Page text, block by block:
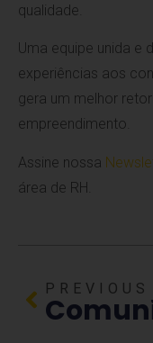
qualidade.
Uma equipe unida e
experiências aos
gera um melhor
empreendimento.
Assine nossa
área de RH.
PREVIOUS